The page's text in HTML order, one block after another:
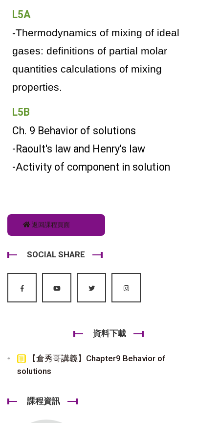
L5A
-Thermodynamics of mixing of ideal
gases: definitions of partial molar
quantities calculations of mixing
properties.
L5B
Ch. 9 Behavior of solutions
-Raoult's law and Henry's law
-Activity of component in solution
返回課程頁面
SOCIAL SHARE
資料下載
【倉秀哥講義】Chapter9 Behavior of
solutions
課程資訊